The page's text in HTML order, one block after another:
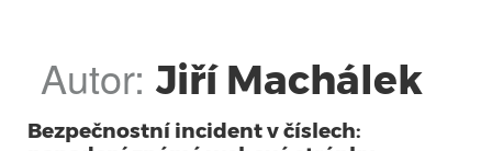
Autor: Jiří Machálek
Bezpečnostní incident v číslech: